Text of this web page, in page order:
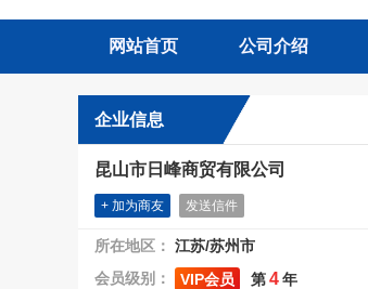
网站首页 公司介绍
企业信息
昆山市日峰商贸有限公司
+ 加为商友 发送信件
所在地区： 江苏/苏州市
会员级别：
VIP会员 第4年